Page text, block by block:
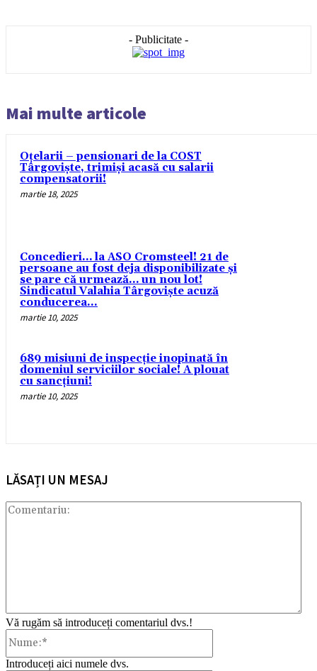
- Publicitate -
Mai multe articole
Oțelarii – pensionari de la COST
Târgoviște, trimiși acasă cu salarii
compensatorii!
martie 18, 2025
Concedieri… la ASO Cromsteel! 21 de
persoane au fost deja disponibilizate și
se pare că urmează… un nou lot!
Sindicatul Valahia Târgoviște acuză
conducerea...
martie 10, 2025
689 misiuni de inspecție inopinată în
domeniul serviciilor sociale! A plouat
cu sancțiuni!
martie 10, 2025
LĂSAȚI UN MESAJ
Vă rugăm să introduceți comentariul dvs.!
Introduceți aici numele dvs.